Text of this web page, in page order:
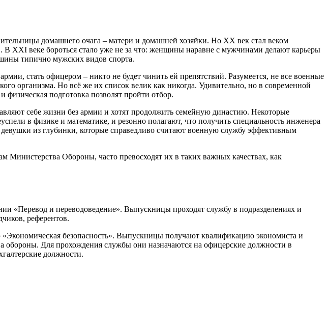
домашнего очага – матери и домашней хозяйки. Но ХХ век стал веком
XXI веке бороться стало уже не за что: женщины наравне с мужчинами делают карьеры
типично мужских видов спорта.
стать офицером – никто не будет чинить ей препятствий. Разумеется, не все военные
организма. Но всё же их список велик как никогда. Удивительно, но в современной
подготовка позволят пройти отбор.
себе жизни без армии и хотят продолжить семейную династию. Некоторые
в физике и математике, и резонно полагают, что получить специальность инженера
из глубинки, которые справедливо считают военную службу эффективным
Министерства Обороны, часто превосходят их в таких важных качествах, как
«Перевод и переводоведение». Выпускницы проходят службу в подразделениях и
референтов.
безопасность». Выпускницы получают квалификацию экономиста и
обороны. Для прохождения службы они назначаются на офицерские должности в
должности.